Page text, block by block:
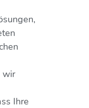
wir
Ihre